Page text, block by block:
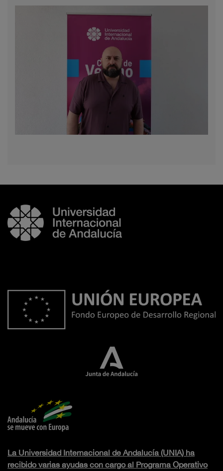
La Universidad Internacional de Andalucía (UNIA) ha
recibido varias ayudas con cargo al Programa Operativo